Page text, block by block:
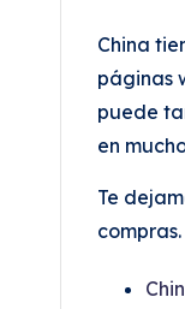
China
páginas
puede
en
Te
compras.